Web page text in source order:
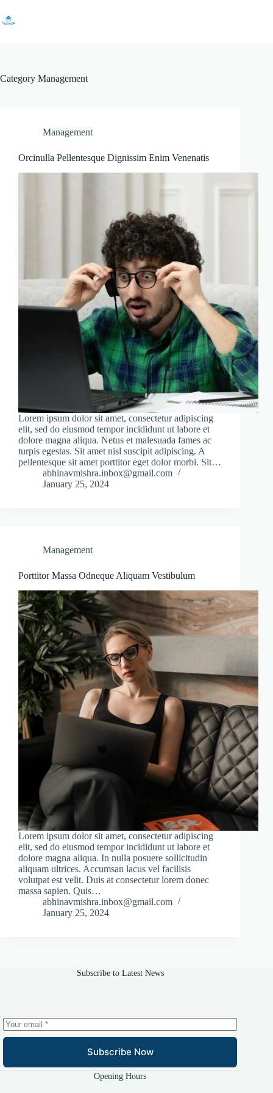
to
content
Category Management
Management
Orcinulla Pellentesque Dignissim Enim Venenatis
Lorem ipsum dolor sit amet, consectetur adipiscing
elit, sed do eiusmod tempor incididunt ut labore et
dolore magna aliqua. Netus et malesuada fames ac
turpis egestas. Sit amet nisl suscipit adipiscing. A
pellentesque sit amet porttitor eget dolor morbi. Sit…
abhinavmishra.inbox@gmail.com
January 25, 2024
Management
Porttitor Massa Odneque Aliquam Vestibulum
Lorem ipsum dolor sit amet, consectetur adipiscing
elit, sed do eiusmod tempor incididunt ut labore et
dolore magna aliqua. In nulla posuere sollicitudin
aliquam ultrices. Accumsan lacus vel facilisis
volutpat est velit. Duis at consectetur lorem donec
massa sapien. Quis…
abhinavmishra.inbox@gmail.com
January 25, 2024
Subscribe to Latest News
Subscribe Now
Opening Hours